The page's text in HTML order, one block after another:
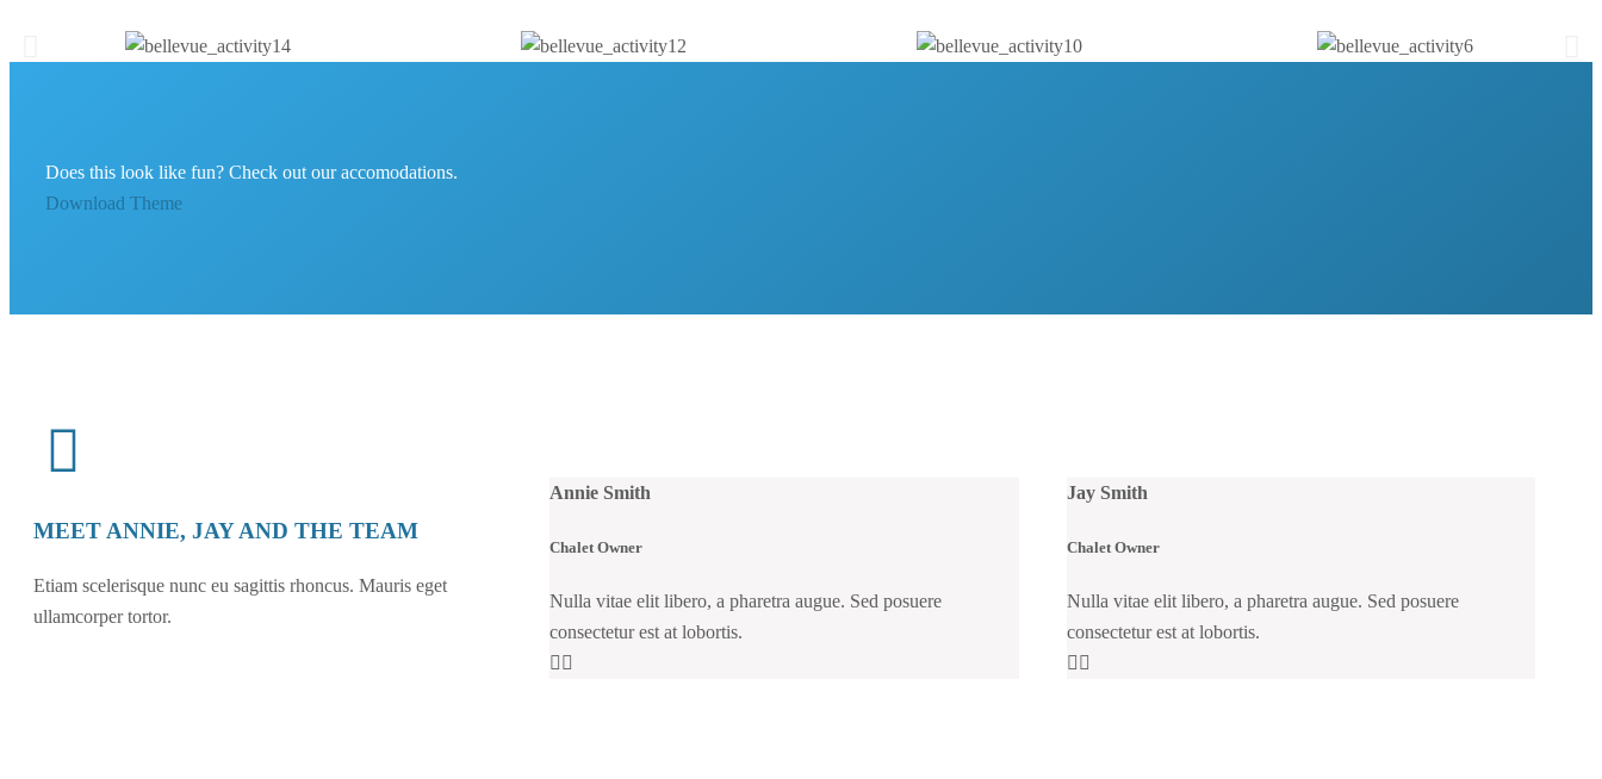
Does this look like fun? Check out our accomodations.
Download Theme
MEET ANNIE, JAY AND THE TEAM
Etiam scelerisque nunc eu sagittis rhoncus. Mauris eget
ullamcorper tortor.
Annie Smith
Chalet Owner
Nulla vitae elit libero, a pharetra augue. Sed posuere
consectetur est at lobortis.
Jay Smith
Chalet Owner
Nulla vitae elit libero, a pharetra augue. Sed posuere
consectetur est at lobortis.